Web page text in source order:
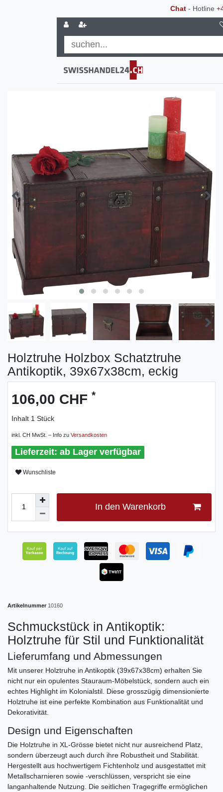
Chat- Hotline
Holztruhe Holzbox Schatztruhe
Antikoptik, 39x67x38cm, eckig
106,00 CHF *
Inhalt 1 Stück
inkl. CH MwSt. – Info zu Versandkosten
ab Lager verfügbar
Wunschliste
In den Warenkorb
Artikelnummer 10160
Schmuckstück in Antikoptik:
Holztruhe für Stil und Funktionalität
Lieferumfang und Abmessungen
Mit unserer Holztruhe in Antikoptik (39x67x38cm) erhalten Sie
nicht nur ein opulentes Stauraum-Möbelstück, sondern auch ein
echtes Highlight im Kolonialstil. Diese grosszügig dimensionierte
Holztruhe ist eine perfekte Kombination aus Funktionalität und
Dekorativität.
Design und Eigenschaften
Die Holztruhe in XL-Grösse bietet nicht nur ausreichend Platz,
sondern überzeugt auch durch ihre Robustheit und Stabilität.
Hergestellt aus hochwertigem Fichtenholz und ausgestattet mit
Metallscharnieren sowie -verschlüssen, verspricht sie eine
langanhaltende Nutzung. Die seitlichen Tragegriffe ermöglichen